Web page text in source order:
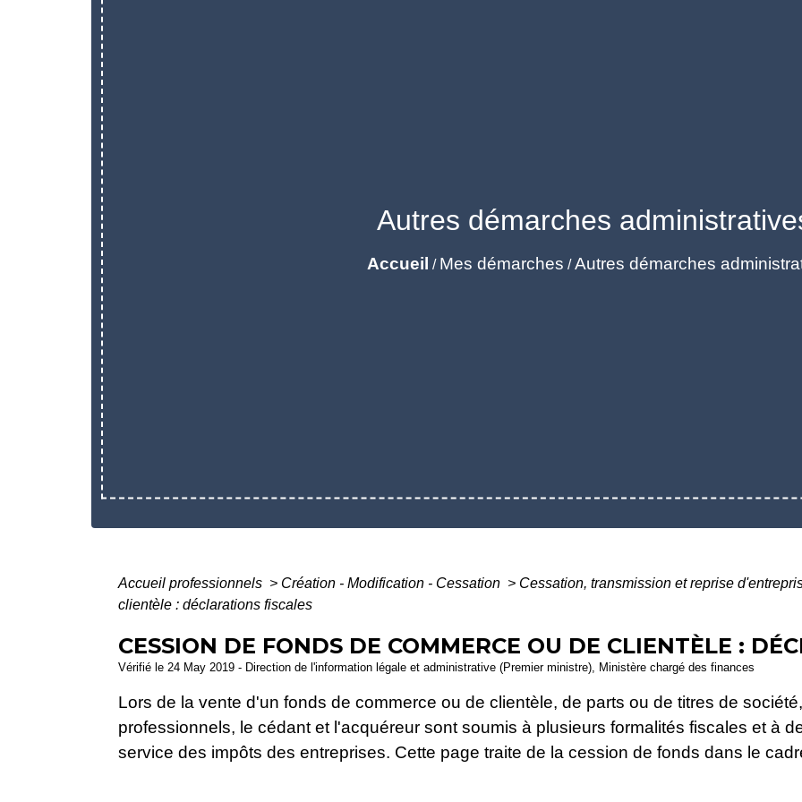
Autres démarches
Accueil / Mes démarches /Autres démarches
Accueil professionnels > Création - Modification - Cessation > Cessation, transmission et reprise
clientèle : déclarations fiscales
CESSION DE FONDS DE COMMERCE OU DE CLIENTÈLE :
Vérifié le 24 May 2019 - Direction de l'information légale et administrative (Premier ministre), Ministère chargé des finances
Lors de la vente d'un fonds de commerce ou de clientèle, de parts ou de titres de
professionnels, le cédant et l'acquéreur sont soumis à plusieurs formalités fiscales et à
service des impôts des entreprises. Cette page traite de la cession de fonds dans le